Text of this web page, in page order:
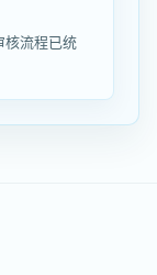
核流程已统